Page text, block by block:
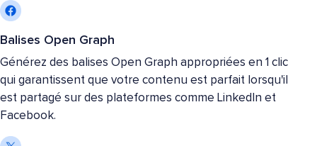
Balises Open Graph
Générez des balises Open Graph appropriées en 1 clic
qui garantissent que votre contenu est parfait lorsqu'il
est partagé sur des plateformes comme LinkedIn et
Facebook.